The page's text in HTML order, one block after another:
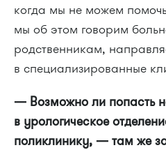
когда мы не можем
мы об этом говорим
родственникам,
в специализированные
— Возможно ли попасть
в урологическое
поликлинику, — там же